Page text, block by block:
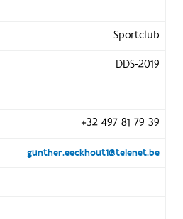
Sportclub
DDS-2019
+32 497 81 79 39
gunther.eeckhout1@telenet.be